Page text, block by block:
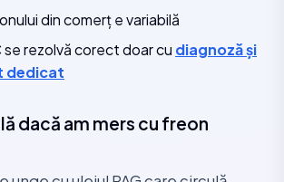
din comerț e variabilă
se rezolvă corect doar cu diagnoză și
dedicat
dacă am mers cu freon